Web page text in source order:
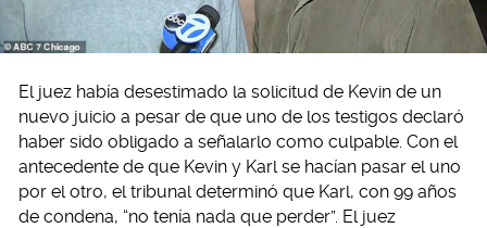
El juez había desestimado la solicitud de Kevin de un
nuevo juicio a pesar de que uno de los testigos declaró
haber sido obligado a señalarlo como culpable. Con el
antecedente de que Kevin y Karl se hacían pasar el uno
por el otro, el tribunal determinó que Karl, con 99 años
de condena, “no tenía nada que perder”. El juez